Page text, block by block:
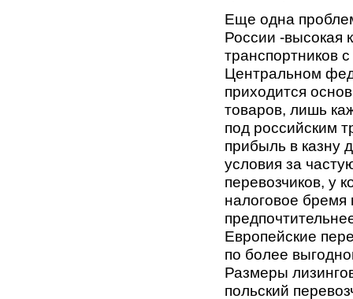
Еще одна
России -высокая
транспортников
Центральном
приходится
товаров, лишь
под российским
прибыль в казну
условия за
перевозчиков, у
налоговое
Европейские
по более
Размеры
польский